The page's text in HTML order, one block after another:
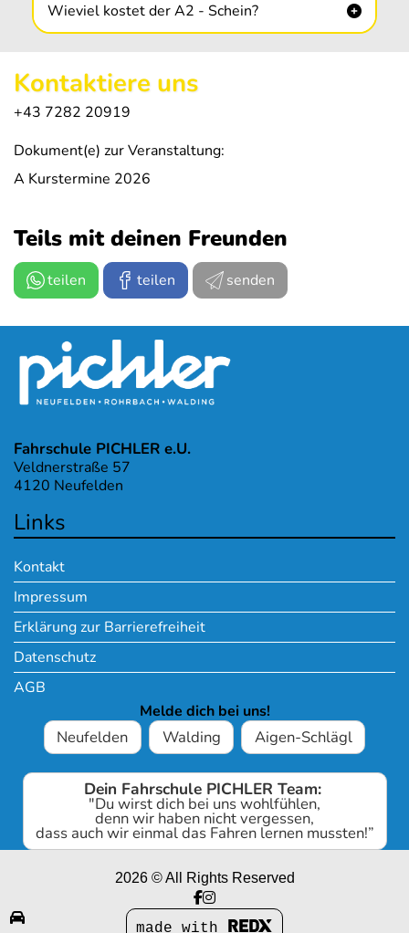

Wieviel kostet der A2 - Schein? 
Kontaktiere uns
+43 7282 20919
Dokument(e) zur Veranstaltung:
A Kurstermine 2026
Teils mit deinen Freunden
teilen teilen senden
Fahrschule PICHLER e.U.
Veldnerstraße 57
4120 Neufelden
Links
Kontakt
Impressum
Erklärung zur Barrierefreiheit
Datenschutz
AGB
Melde dich bei uns!
Neufelden Walding Aigen-Schlägl
Dein Fahrschule PICHLER Team:
"Du wirst dich bei uns wohlfühlen,
denn wir haben nicht vergessen,
dass auch wir einmal das Fahren lernen mussten!”
2026 © All Rights Reserved
made with